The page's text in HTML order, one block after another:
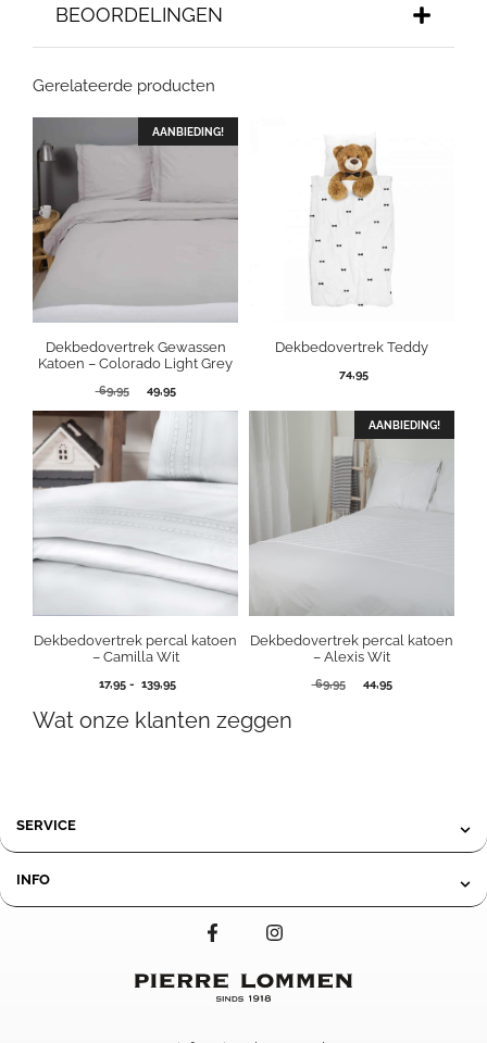
BEOORDELINGEN
Gerelateerde producten
AANBIEDING!
Dekbedovertrek Gewassen
Katoen – Colorado Light Grey
69,95
Oorspronkelijke
was:
69,95.
49,95Huidige
49,95.
Dekbedovertrek Teddy
74,95
Dekbedovertrek percal katoen
– Camilla Wit
17,95 - 139,95Prijsklasse:
tot
AANBIEDING!
Dekbedovertrek percal katoen
– Alexis Wit
69,95
Oorspronkelijke
44,95Huidige
Wat onze klanten zeggen
SERVICE
INFO